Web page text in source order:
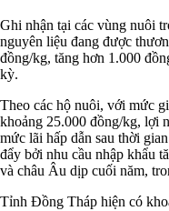
Ghi nhận tại các vùng nuôi
nguyên liệu đang được
đồng/kg, tăng hơn 1.000
kỳ.
Theo các hộ nuôi, với mức
khoảng 25.000 đồng/kg, lợi
mức lãi hấp dẫn sau thời
đẩy bởi nhu cầu nhập khẩu
và châu Âu dịp cuối năm,
Tỉnh Đồng Tháp hiện có